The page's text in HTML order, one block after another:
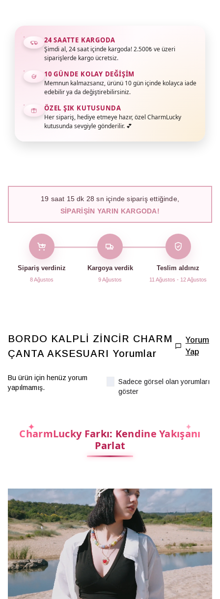
24 SAATTE KARGODA
Şimdi al, 24 saat içinde kargoda! 2.500₺ ve üzeri
siparişlerde kargo ücretsiz.
10 GÜNDE KOLAY DEĞIŞIM
Memnun kalmazsanız, ürünü 10 gün içinde kolayca iade
edebilir ya da değiştirebilirsiniz.
ÖZEL ŞIK KUTUSUNDA
Her sipariş, hediye etmeye hazır, özel CharmLucky
kutusunda sevgiyle gönderilir. 💕
19 saat 15dk 27 sn içinde sipariş ettiğinde,
SIPARIŞIN YARIN KARGODA!
Sipariş verdiniz
8 Ağustos
Kargoya verdik
9 Ağustos
Teslim aldınız
11 Ağustos - 12 Ağustos
BORDO KALPLİ ZİNCİR CHARM
ÇANTA AKSESUARI Yorumlar
Yorum
Yap
Bu ürün için henüz yorum
yapılmamış.
Sadece görsel olan yorumları
göster
CharmLucky Farkı: Kendine Yakışanı
Parlat